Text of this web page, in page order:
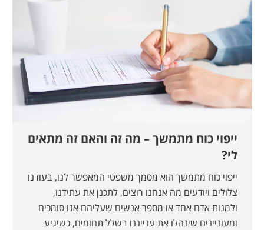
ייפוי כוח מתמשך – מה זה והאם זה מתאים
לי?
ייפוי כוח מתמשך הוא מסמך משפטי המאפשר לנו, בעודנו
צלולים ויודעים מה אנחנו רוצים, לתכנן את עתידנו,
ולמנות אדם אחד או מספר אנשים שעליהם אנו סומכים
ומעוניינים שינהלו את ענייננו בשלל תחומים, כשיגיע